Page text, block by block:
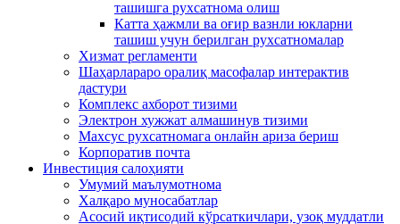
ташишга рухсатнома олиш
Катта ҳажмли ва оғир вазнли юкларни
ташиш учун берилган рухсатномалар
Хизмат регламенти
Шаҳарлараро оралиқ масофалар интерактив
дастури
Комплекс ахборот тизими
Электрон хужжат алмашинув тизими
Махсус рухсатномага онлайн ариза бериш
Корпоратив почта
Инвестиция салоҳияти
Умумий маълумотнома
Xалқаро муносабатлар
Асосий иқтисодий кўрсаткичлари, узоқ муддатли